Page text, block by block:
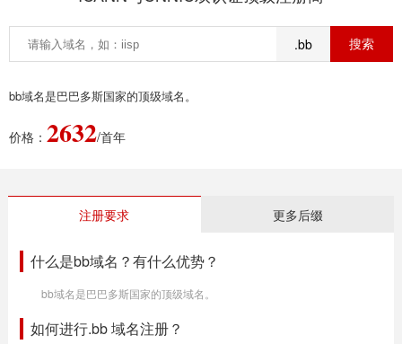
.bb
bb域名是巴巴多斯国家的顶级域名。
价格： 2632/首年
注册要求 更多后缀
什么是bb域名？有什么优势？
bb域名是巴巴多斯国家的顶级域名。
如何进行.bb 域名注册？